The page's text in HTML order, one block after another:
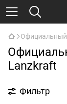
Официальный
Lanzkraft
Фильтр